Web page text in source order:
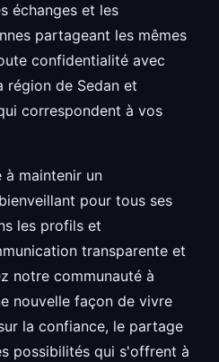
échanges et les
partageant les mêmes
confidentialité avec
région de Sedan et
correspondent à vos
à maintenir un
pour tous ses
les profils et
transparente et
notre communauté à
nouvelle façon de vivre
la confiance, le partage
possibilités qui s'offrent à